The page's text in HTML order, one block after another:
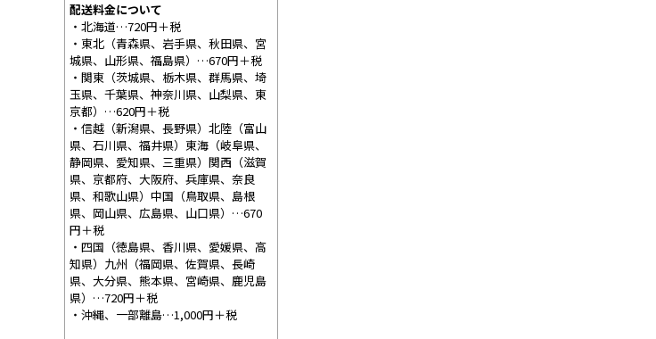
配送料金について
・北海道…720円＋税
・東北（青森県、岩手県、秋田県、宮
城県、山形県、福島県）…670円＋税
・関東（茨城県、栃木県、群馬県、埼
玉県、千葉県、神奈川県、山梨県、東
京都）…620円＋税
・信越（新潟県、長野県）北陸（富山
県、石川県、福井県）東海（岐阜県、
静岡県、愛知県、三重県）関西（滋賀
県、京都府、大阪府、兵庫県、奈良
県、和歌山県）中国（鳥取県、島根
県、岡山県、広島県、山口県）…670
円＋税
・四国（徳島県、香川県、愛媛県、高
知県）九州（福岡県、佐賀県、長崎
県、大分県、熊本県、宮崎県、鹿児島
県）…720円＋税
・沖縄、一部離島…1,000円＋税